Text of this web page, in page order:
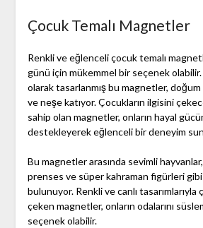
Çocuk Temalı Magnetler
Renkli ve eğlenceli çocuk temalı
günü için mükemmel bir seçenek
olarak tasarlanmış bu magnetler,
ve neşe katıyor. Çocukların ilgisini
sahip olan magnetler, onların hayal
destekleyerek eğlenceli bir deneyim
Bu magnetler arasında sevimli
prenses ve süper kahraman figürleri
bulunuyor. Renkli ve canlı tasarımlarıyla
çeken magnetler, onların odalarını
seçenek olabilir.